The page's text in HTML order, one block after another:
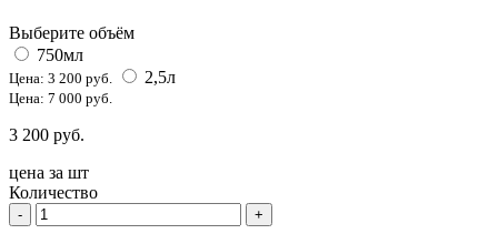
Выберите объём
750мл
Цена: 3 200 руб. 2,5л
Цена: 7 000 руб.
3 200 руб.
цена за шт
Количество
- +